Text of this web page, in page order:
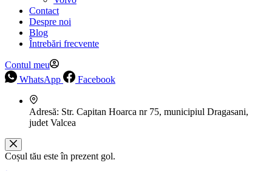
Contact
Despre noi
Blog
Întrebări frecvente
Contul meu
WhatsApp
Facebook
Adresă: Str. Capitan Hoarca nr 75, municipiul Dragasani,
judet Valcea
Coșul tău este în prezent gol.